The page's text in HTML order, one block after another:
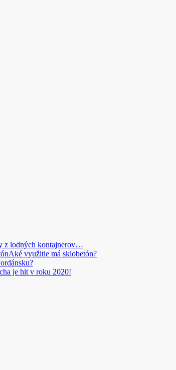
z lodných kontajnerov…
Aké využitie má sklobetón?
je hit v roku 2020!